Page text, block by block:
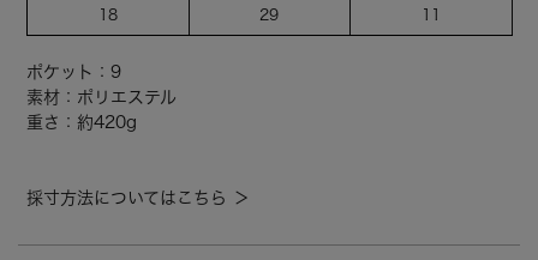
18 29
ポケット：9
素材：ポリエステル
重さ：約420g
採寸方法についてはこちら ＞